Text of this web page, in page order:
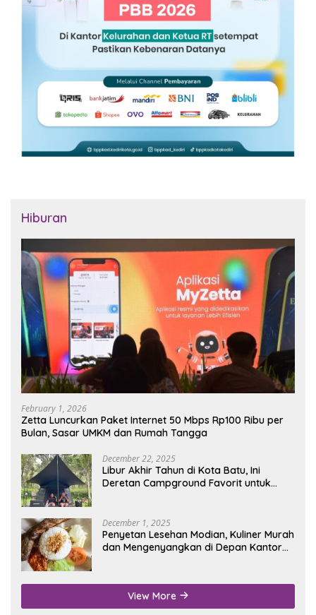
Hiburan
February 1, 2026
Zetta Luncurkan Paket Internet 50 Mbps Rp100 Ribu per
Bulan, Sasar UMKM dan Rumah Tangga
December 22, 2025
Libur Akhir Tahun di Kota Batu, Ini
Deretan Campground Favorit untuk
December 1, 2025
Penyetan Lesehan Modian, Kuliner Murah
dan Mengenyangkan di Depan Kantor
View More